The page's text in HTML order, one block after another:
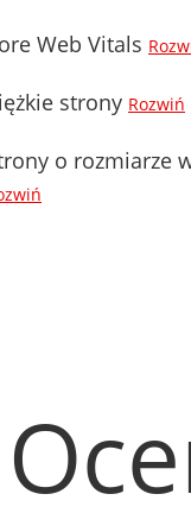
Web Vitals
strony Rozwiń
o rozmiarze